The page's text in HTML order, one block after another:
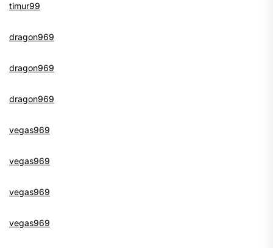
timur99
dragon969
dragon969
dragon969
vegas969
vegas969
vegas969
vegas969